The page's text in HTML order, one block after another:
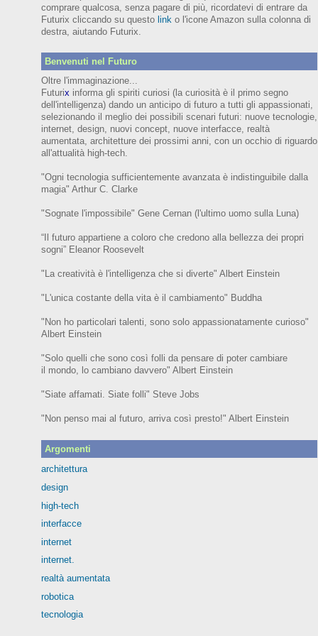
comprare qualcosa, senza pagare di più, ricordatevi di entrare da
Futurix cliccando su questo link o l'icone Amazon sulla colonna di
destra, aiutando Futurix.
Benvenuti nel Futuro
Oltre l'immaginazione...
Futurix informa gli spiriti curiosi (la curiosità è il primo segno
dell'intelligenza)dando un anticipo di futuroa tutti gli appassionati,
selezionando il meglio dei possibili scenari futuri: nuove tecnologie,
internet, design, nuovi concept, nuove interfacce, realtà
aumentata, architetture dei prossimi anni, con un occhio di riguardo
all'attualità high-tech.
"Ogni tecnologia sufficientemente avanzata è indistinguibile dalla
magia" Arthur C. Clarke
"Sognate l'impossibile" Gene Cernan (l'ultimo uomo sulla Luna)
“Il futuro appartiene a coloro che credono alla bellezza dei propri
sogni” EleanorRoosevelt
"La creatività è l'intelligenza che si diverte" Albert Einstein
"L'unica costante della vita è il cambiamento" Buddha
"Non ho particolari talenti, sono solo appassionatamente curioso"
Albert Einstein
"Solo quelli che sono così folli da pensare di poter cambiare
il mondo, lo cambiano davvero" Albert Einstein
"Siate affamati. Siate folli" Steve Jobs
"Non penso mai al futuro, arriva così presto!" Albert Einstein
Argomenti
architettura
design
high-tech
interfacce
internet
internet.
realtà aumentata
robotica
tecnologia